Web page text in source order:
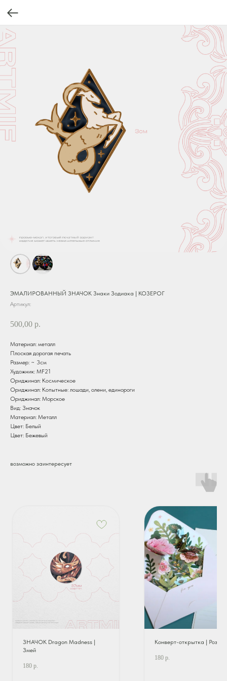
ЭМАЛИРОВАННЫЙ ЗНАЧОК Знаки Зодиака | КОЗЕРОГ
Артикул:
500,00 р.
Материал: металл
Плоская дорогая печать
Размер: ~ 3см
Художник: MF21
Ориджинал: Космическое
Ориджинал: Копытные: лошади, олени, единороги
Ориджинал: Морское
Вид: Значок
Материал: Металл
Цвет: Белый
Цвет: Бежевый
возможно заинтересует
ЗНАЧОК Dragon Madness |
Змей
180 р.
Конверт-открытка | Роза
180 р.